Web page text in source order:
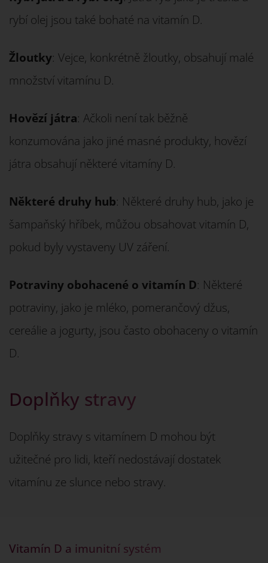
rybí olej jsou také bohaté na vitamín D.
Žloutky: Vejce, konkrétně žloutky, obsahují malé
množství vitamínu D.
Hovězí játra: Ačkoli není tak běžně
konzumována jako jiné masné produkty, hovězí
játra obsahují některé vitamíny D.
Některé druhy hub: Některé druhy hub, jako je
šampaňský hříbek, můžou obsahovat vitamín D,
pokud byly vystaveny UV záření.
Potraviny obohacené o vitamín D: Některé
potraviny, jako je mléko, pomerančový džus,
cereálie a jogurty, jsou často obohaceny o vitamín
D.
Doplňky stravy
Doplňky stravy s vitamínem D mohou být
užitečné pro lidi, kteří nedostávají dostatek
vitamínu ze slunce nebo stravy.
Vitamín D a imunitní systém